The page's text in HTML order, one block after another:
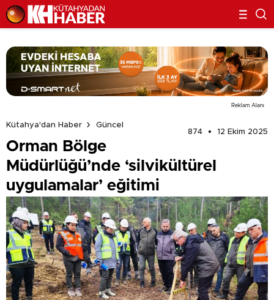
Reklam Alanı
Kütahya'dan Haber
Güncel
874
12 Ekim 2025
Orman Bölge
Müdürlüğü’nde ‘silvikültürel
uygulamalar’ eğitimi